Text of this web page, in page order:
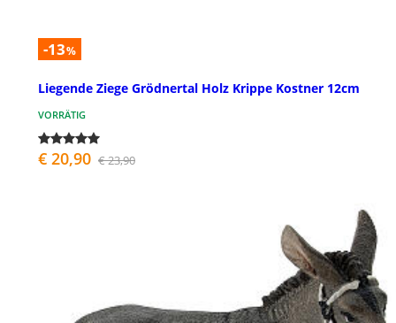
-13%
Liegende Ziege Grödnertal Holz Krippe Kostner 12cm
VORRÄTIG
€ 20,90 € 23,90